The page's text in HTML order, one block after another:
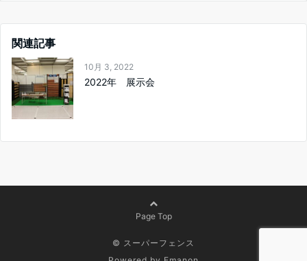
関連記事
10月 3, 2022
2022年 展示会
Page Top
© スーパーフェンス